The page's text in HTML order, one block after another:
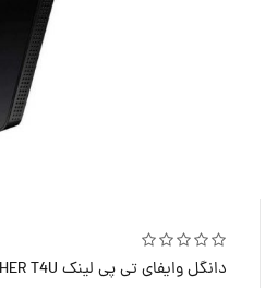
دانگل وایفای تی پی لینک ARCHER T4U